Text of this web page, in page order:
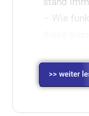
– Wie
zu bieten
>> weiter